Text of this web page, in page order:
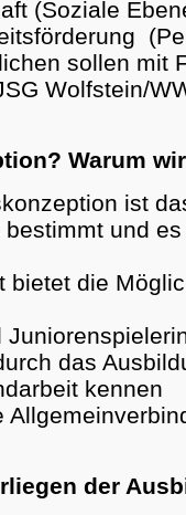
(Soziale
sollen mit
Wolfstein/
Warum
ist
und
bietet die
das
kennen
der